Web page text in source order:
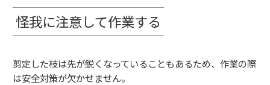
怪我に注意して作業する
剪定した枝は先が鋭くなっていることもあるため、作業の際
は安全対策が欠かせません。